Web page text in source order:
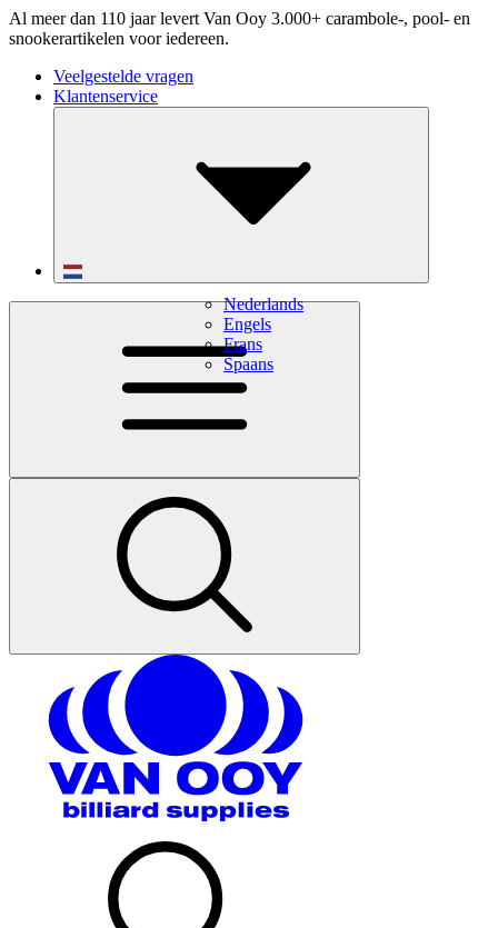
Al meer dan 110 jaar levert Van Ooy 3.000+ carambole-, pool- en
snookerartikelen voor iedereen.
Veelgestelde vragen
Klantenservice
Nederlands
Engels
Frans
Spaans